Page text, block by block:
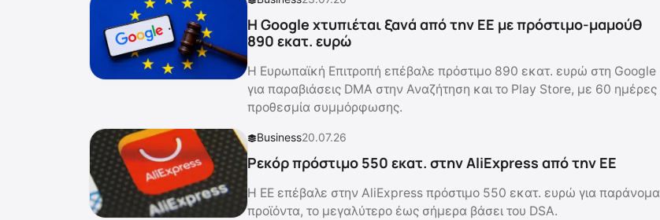
Η Google χτυπιέται ξανά από την ΕΕ με πρόστιμο-μαμούθ
890 εκατ. ευρώ
Η Ευρωπαϊκή Επιτροπή επέβαλε πρόστιμο 890 εκατ. ευρώ στη Google
για παραβιάσεις DMA στην Αναζήτηση και το Play Store, με 60 ημέρες
προθεσμία συμμόρφωσης.
Business20.07.26
Ρεκόρ πρόστιμο 550 εκατ. στην AliExpress από την ΕΕ
Η ΕΕ επέβαλε στην AliExpress πρόστιμο 550 εκατ. ευρώ για παράνομα
προϊόντα, το μεγαλύτερο έως σήμερα βάσει του DSA.